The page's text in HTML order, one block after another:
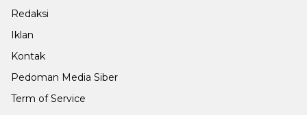
Redaksi
Iklan
Kontak
Pedoman Media Siber
Term of Service